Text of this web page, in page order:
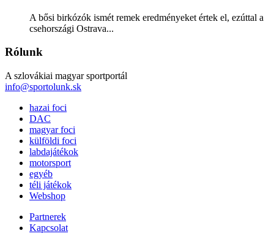
A bősi birkózók ismét remek eredményeket értek el, ezúttal a
csehországi Ostrava...
Rólunk
A szlovákiai magyar sportportál
info@sportolunk.sk
hazai foci
DAC
magyar foci
külföldi foci
labdajátékok
motorsport
egyéb
téli játékok
Webshop
Partnerek
Kapcsolat